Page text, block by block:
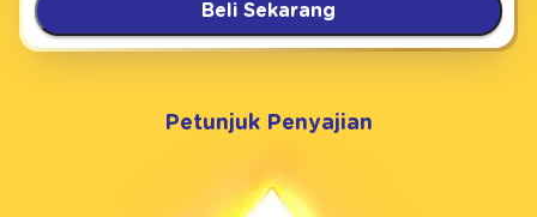
Beli Sekarang
Petunjuk Penyajian